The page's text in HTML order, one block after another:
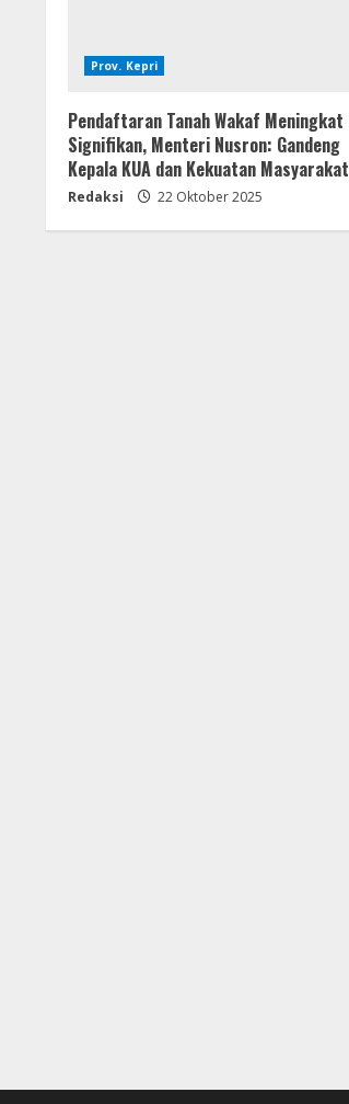
Prov. Kepri
Pendaftaran Tanah Wakaf Meningkat
Signifikan, Menteri Nusron: Gandeng
Kepala KUA dan Kekuatan Masyarakat
Redaksi 22 Oktober 2025